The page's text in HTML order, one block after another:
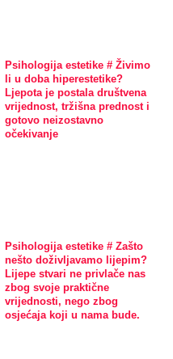
Psihologija estetike # Živimo
li u doba hiperestetike?
Ljepota je postala društvena
vrijednost, tržišna prednost i
gotovo neizostavno
očekivanje
Psihologija estetike # Zašto
nešto doživljavamo lijepim?
Lijepe stvari ne privlače nas
zbog svoje praktične
vrijednosti, nego zbog
osjećaja koji u nama bude.